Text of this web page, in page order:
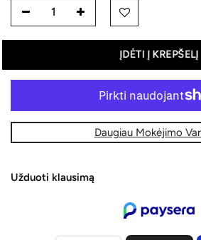
ĮDĖTI Į KREPŠELĮ
Daugiau Mokėjimo
Užduoti klausimą